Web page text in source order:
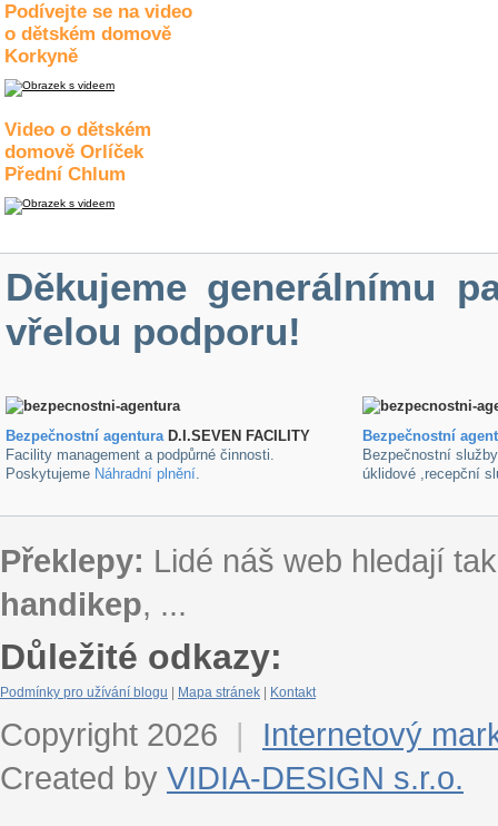
Podívejte se na video
o dětském domově
Korkyně
Video o dětském
domově Orlíček
Přední Chlum
Děkujeme generálnímu
vřelou podporu!
Bezpečnostní agenturaD.I.SEVEN FACILITY
Facility management a podpůrné činnosti.
Poskytujeme Náhradní plnění.
Bezpečnostní
Bezpečnostní
úklidové ,recepční
Překlepy: Lidé náš web hledají
handikep, ...
Důležité odkazy:
Podmínky pro užívání blogu Mapa stránek Kontakt
Copyright 2026 |
Internetový
Created by VIDIA-DESIGN s.r.o.